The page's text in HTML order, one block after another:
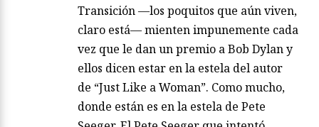
Transición —los poquitos que aún viven,
claro está— mienten impunemente cada
vez que le dan un premio a Bob Dylan y
ellos dicen estar en la estela del autor
de “Just Like a Woman”. Como mucho,
donde están es en la estela de Pete